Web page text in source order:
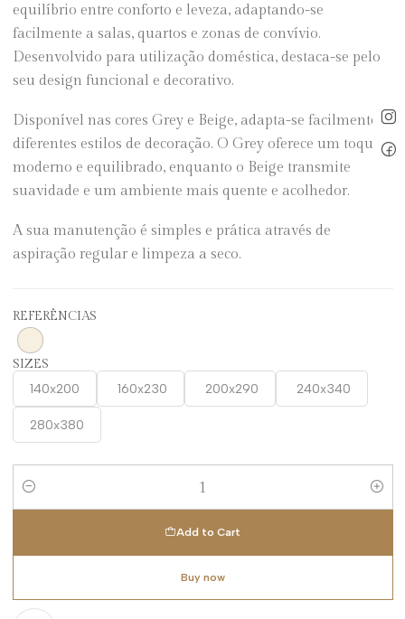
equilíbrio entre conforto e leveza, adaptando-se
facilmente a salas, quartos e zonas de convívio.
Desenvolvido para utilização doméstica, destaca-se pelo
seu design funcional e decorativo.
Disponível nas cores Grey e Beige, adapta-se facilmente a
diferentes estilos de decoração. O Grey oferece um toque
moderno e equilibrado, enquanto o Beige transmite
suavidade e um ambiente mais quente e acolhedor.
A sua manutenção é simples e prática através de
aspiração regular e limpeza a seco.
REFERÊNCIAS
SIZES
140x200 160x230 200x290 240x340
280x380
Quantity
Add to Cart
Buy now